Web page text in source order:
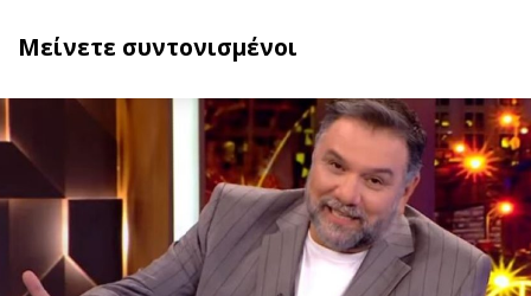
Μείνετε συντονισμένοι